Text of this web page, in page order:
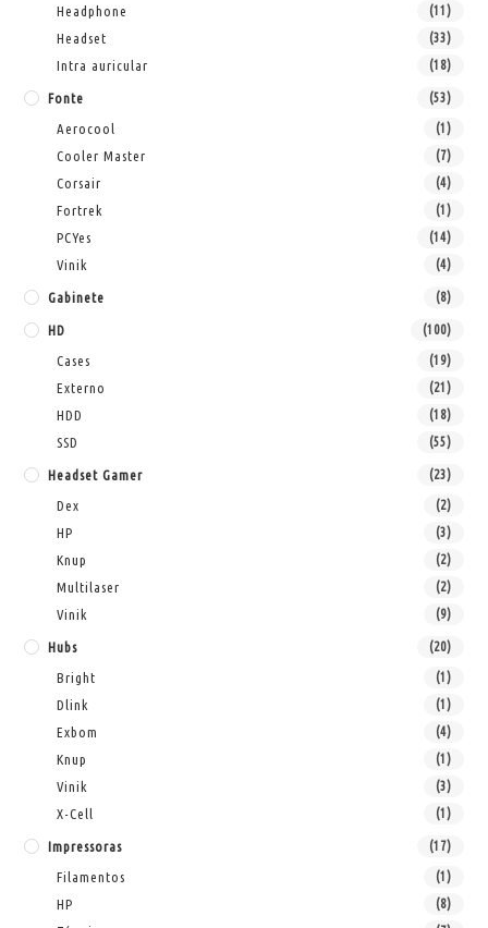
Headphone (11)
Headset (33)
Intra auricular (18)
Fonte (53)
Aerocool (1)
Cooler Master (7)
Corsair (4)
Fortrek (1)
PCYes (14)
Vinik (4)
Gabinete (8)
HD (100)
Cases (19)
Externo (21)
HDD (18)
SSD (55)
Headset Gamer (23)
Dex (2)
HP (3)
Knup (2)
Multilaser (2)
Vinik (9)
Hubs (20)
Bright (1)
Dlink (1)
Exbom (4)
Knup (1)
Vinik (3)
X-Cell (1)
Impressoras (17)
Filamentos (1)
HP (8)